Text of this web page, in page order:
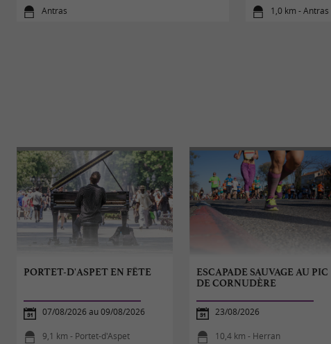
Antras 1,0 km - Antras
PORTET-D'ASPET EN FÊTE
07/08/2026 au 09/08/2026
9,1 km - Portet-d'Aspet
ESCAPADE SAUVAGE AU PIC
DE CORNUDÈRE
23/08/2026
10,4 km - Herran